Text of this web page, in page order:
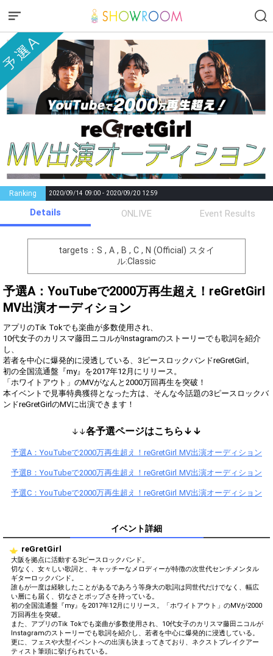
Ranking 2020/09/14 09:00 - 2020/09/20 12:59
Gifting
Throw gifts to the stage and join
the live performance.
First, try throwing free Stars
(once a day)! You can also charge
Show Gold to purchase gifts
(available from 1 JPY)! When you
continue to send gifts to the
performer(s), the performer's
popularity ranking and your
ranking go up.
To cheer on performers, you can
send them gifts.
To send performers paid items,
you must use Show Gold.
Comments
You can post comments. Please
refrain from posting comments
that may offend performers or
other users.
Details ONLIVE Event Results
targets：S , A , B , C , N (Official) スタイ
ル:Classic
予選A：YouTubeで2000万再生超え！reGretGirl
MV出演オーディション
アプリのTik Tokでも楽曲が多数使用され、
10代女子のカリスマ藤田ニコルがInstagramのストーリーでも歌詞を紹介
し、
若者を中心に爆発的に浸透している、3ピースロックバンドreGretGirl。
初の全国流通盤『my』を2017年12月にリリース。
「ホワイトアウト」のMVがなんと2000万回再生を突破！
本イベントで見事特典獲得となった方は、そんな今話題の3ピースロックバ
↓↓各予選ページはこちら↓↓
予選A：YouTubeで2000万再生超え！reGretGirl MV出演オーディション
予選B：YouTubeで2000万再生超え！reGretGirl MV出演オーディション
予選C：YouTubeで2000万再生超え！reGretGirl MV出演オーディション
イベント詳細
reGretGirl
大阪を拠点に活動する3ピースロックバンド。
切なく、女々しい歌詞と、キャッチーなメロディーが特徴の次世代センチメンタル
ギターロックバンド。
誰もが一度は経験したことがあるであろう等身大の歌詞は同世代だけでなく、幅広
い層にも届く、切なさとポップさを持っている。
初の全国流通盤『my』を2017年12月にリリース。「ホワイトアウト」のMVが2000
万回再生を突破。
また、アプリのTik Tokでも楽曲が多数使用され、10代女子のカリスマ藤田ニコルが
Instagramのストーリーでも歌詞を紹介し、若者を中心に爆発的に浸透している。
更に、フェスや大型イベントへの出演も決まってきており、ネクストブレイクアー
ティスト筆頭に挙げられている。